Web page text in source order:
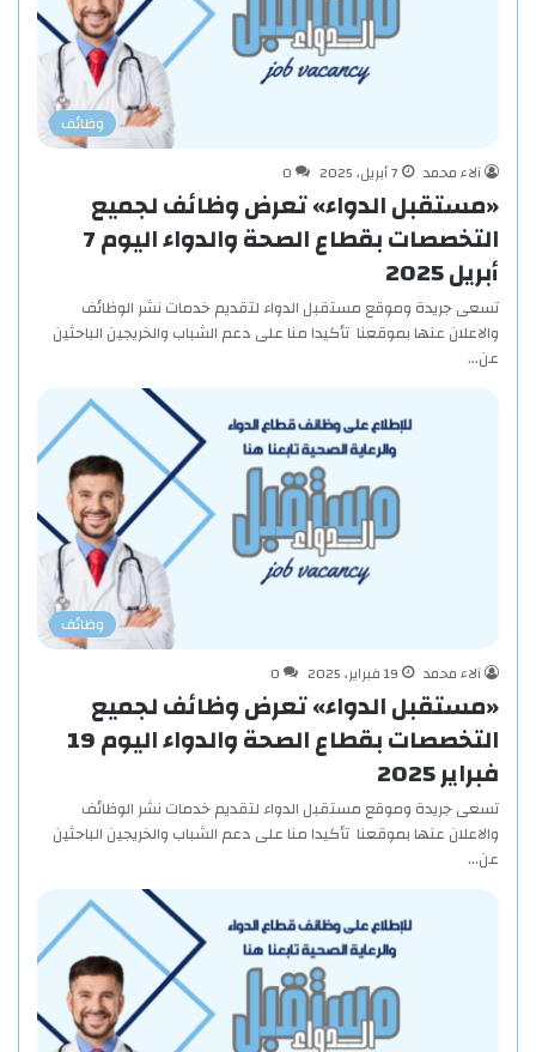
وظائف
آلاء محمد
7 أبريل، 2025 0
«مستقبل الدواء» تعرض وظائف لجميع
التخصصات بقطاع الصحة والدواء اليوم 7
أبريل 2025
تسعى جريدة وموقع مستقبل الدواء لتقديم خدمات نشر الوظائف
والاعلان عنها بموقعنا تأكيدا منا على دعم الشباب والخريجين الباحثين
عن…
وظائف
آلاء محمد
19 فبراير، 2025 0
«مستقبل الدواء» تعرض وظائف لجميع
التخصصات بقطاع الصحة والدواء اليوم 19
فبراير 2025
تسعى جريدة وموقع مستقبل الدواء لتقديم خدمات نشر الوظائف
والاعلان عنها بموقعنا تأكيدا منا على دعم الشباب والخريجين الباحثين
عن…